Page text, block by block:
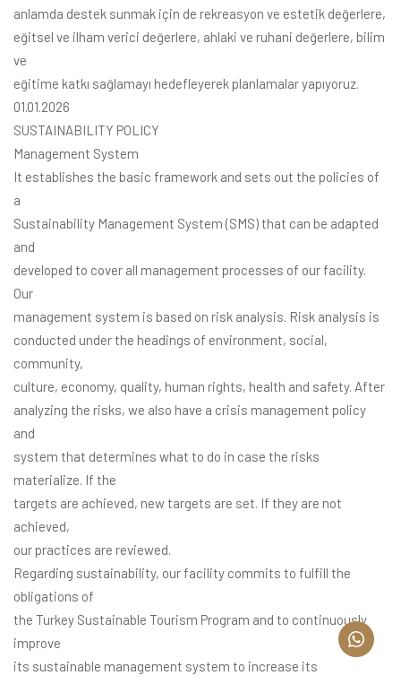
anlamda destek sunmak için de rekreasyon ve estetik değerlere,
eğitsel ve ilham verici değerlere, ahlaki ve ruhani değerlere, bilim
ve
eğitime katkı sağlamayı hedefleyerek planlamalar yapıyoruz.
01.01.2026
SUSTAINABILITY POLICY
Management System
It establishes the basic framework and sets out the policies of
a
Sustainability Management System (SMS) that can be adapted
and
developed to cover all management processes of our facility.
Our
management system is based on risk analysis. Risk analysis is
conducted under the headings of environment, social,
community,
culture, economy, quality, human rights, health and safety. After
analyzing the risks, we also have a crisis management policy
and
system that determines what to do in case the risks
materialize. If the
targets are achieved, new targets are set. If they are not
achieved,
our practices are reviewed.
Regarding sustainability, our facility commits to fulfill the
obligations of
the Turkey Sustainable Tourism Program and to continuously
improve
its sustainable management system to increase its